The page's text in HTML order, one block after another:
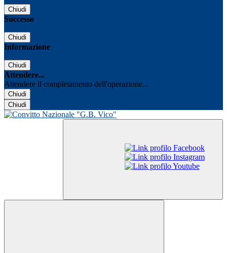
Chiudi
Successo
Chiudi
Informazione
Chiudi
Attendere...
Attendere il completamento dell'operazione...
Chiudi
Chiudi